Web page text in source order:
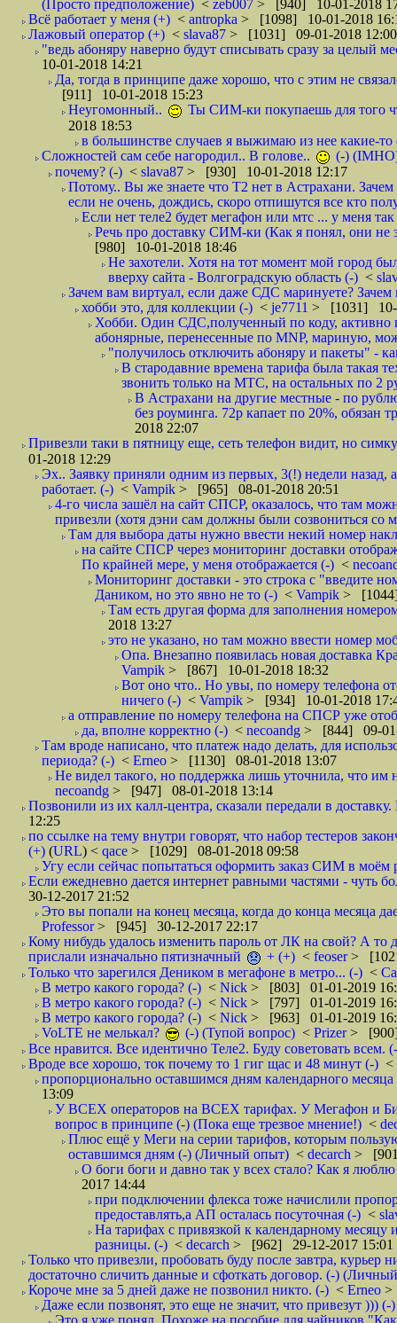
(Просто предположение) < zeb007 > [940] 10-01-2018
Всё работает у меня (+) < antropka > [1098] 10-01-2018
Лажовый оператор (+) < slava87 > [1031] 09-01-2018 12:00
"ведь абоняру наверно будут списывать сразу за целый
10-01-2018 14:21
Да, тогда в принципе даже хорошо, что с этим не
[911] 10-01-2018 15:23
Неугомонный..
Ты СИМ-ки покупаешь для того
2018 18:53
в большинстве случаев я выжимаю из нее какие-то
Сложностей сам себе нагородил.. В голове..
(-)
почему? (-) < slava87 > [930] 10-01-2018 12:17
Потому.. Вы же знаете что Т2 нет в Астрахани.
если не очень, дождись, скоро отпишутся все кто
Если нет теле2 будет мегафон или мтс ... у меня
Речь про доставку СИМ-ки (Как я понял, они не
[980] 10-01-2018 18:46
Не захотели. Хотя на тот момент мой город
вверху сайта - Волгоградскую область (-) <
Зачем вам виртуал, если даже СДС маринуете?
хобби это, для коллекции (-) < je7711 > [1031] 10-
Хобби. Один СДС,полученный по коду, активно
абонярные, перенесенные по MNP, мариную,
"получилось отключить абоняру и пакеты" -
В стародавние времена тарифа была такая
звонить только на МТС, на остальных по 2
В Астрахани на другие местные - по
без роуминга. 72р капает по 20%, обязан
2018 22:07
Привезли таки в пятницу еще, сеть телефон видит, но
01-2018 12:29
Эх.. Заявку приняли одним из первых, 3(!) недели назад,
работает. (-) < Vampik > [965] 08-01-2018 20:51
4-го числа зашёл на сайт СПСР, оказалось, что там
привезли (хотя дэни сам должны были созвониться со
Там для выбора даты нужно ввести некий номер
на сайте СПСР через мониторинг доставки
По крайней мере, у меня отображается (-) <
Мониторинг доставки - это строка с "введите
Даником, но это явно не то (-) < Vampik >
Там есть другая форма для заполнения
2018 13:27
это не указано, но там можно ввести номер
Опа. Внезапно появилась новая доставка
Vampik > [867] 10-01-2018 18:32
Вот оно что.. Но увы, по номеру телефона
ничего (-) < Vampik > [934] 10-01-2018
а отправление по номеру телефона на СПСР уже
да, вполне корректно (-) < necoandg > [844] 09-01-
Там вроде написано, что платеж надо делать, для
периода? (-) < Erneo > [1130] 08-01-2018 13:07
Не видел такого, но поддержка лишь уточнила, что
necoandg > [947] 08-01-2018 13:14
Позвонили из их калл-центра, сказали передали в
12:25
по ссылке на тему внутри говорят, что набор тестеров
(+) (URL) < qace > [1029] 08-01-2018 09:58
Угу если сейчас попытаться оформить заказ СИМ в моём
Если ежедневно дается интернет равными частями - чуть
30-12-2017 21:52
Это вы попали на конец месяца, когда до конца месяца
Professor> [945] 30-12-2017 22:17
Кому нибудь удалось изменить пароль от ЛК на свой? А то
прислали изначально пятизначный
+ (+) < feoser>
Только что зарегился Деником в мегафоне в метро... (-) <
В метро какого города? (-) < Nick > [803] 01-01-2019
В метро какого города? (-) < Nick > [797] 01-01-2019
В метро какого города? (-) < Nick > [963] 01-01-2019
VoLTE не мелькал?
(-) (Тупой вопрос) < Prizer>
Все нравится. Все идентично Теле2. Буду советовать всем.
Вроде все хорошо, ток почему то 1 гиг щас и 48 минут (-) <
пропорционально оставшимся дням календарного
13:09
У ВСЕХ операторов на ВСЕХ тарифах. У Мегафон и Би
вопрос в принципе (-) (Пока еще трезвое мнение!) <
Плюс ещё у Меги на серии тарифов, которым
оставшимся дням (-) (Личный опыт) < decarch >
О боги боги и давно так у всех стало? Как я
2017 14:44
при подключении флекса тоже начислили
предоставлять,а АП осталась посуточная (-) <
На тарифах с привязкой к календарному
разницы. (-) < decarch > [962] 29-12-2017 15:01
Только что привезли, пробовать буду после завтра,
достаточно сличить данные и сфоткать договор. (-)
Короче мне за 5 дней даже не позвонил никто. (-) < Erneo >
Даже если позвонят, это еще не значит, что привезут ))) (-)
Это я уже понял. Похоже на пособие для чайников